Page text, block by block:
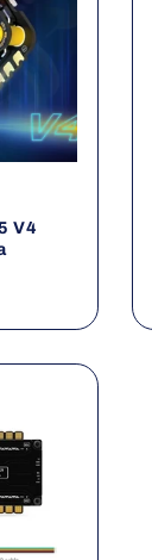
V4